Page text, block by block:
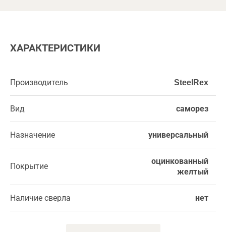
ХАРАКТЕРИСТИКИ
Производитель SteelRex
Вид саморез
Назначение универсальный
Покрытие
оцинкованный
желтый
Наличие сверла нет